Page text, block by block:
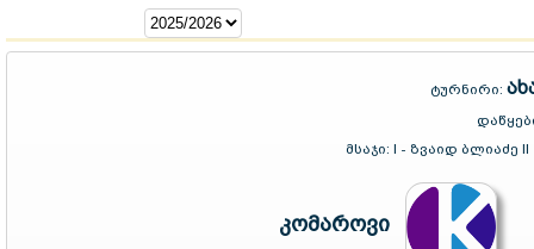
ტურნირი:
მსაჯი: I - ზვაიდ ბლიაძე
კომაროვი